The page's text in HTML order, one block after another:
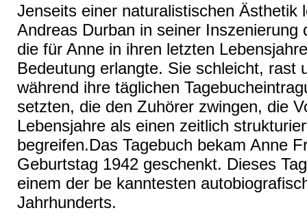
Jenseits einer naturalistischen Ästhetik
Andreas Durban in seiner
die für Anne in ihren letzten
Bedeutung erlangte. Sie schleicht, rast
während ihre täglichen
setzten, die den Zuhörer zwingen, die
Lebensjahre als einen zeitlich
begreifen.Das Tagebuch bekam Anne
Geburtstag 1942 geschenkt. Dieses
einem der be kanntesten
Jahrhunderts.